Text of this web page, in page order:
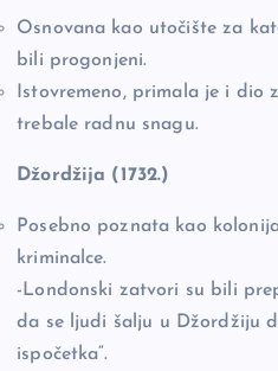
Osnovana kao utočište za
bili progonjeni.
Istovremeno, primala je i dio
trebale radnu snagu.
Džordžija (1732.)
Posebno poznata kao
kriminalce.
-Londonski zatvori su bili
da se ljudi šalju u Džordžiju
ispočetka“.